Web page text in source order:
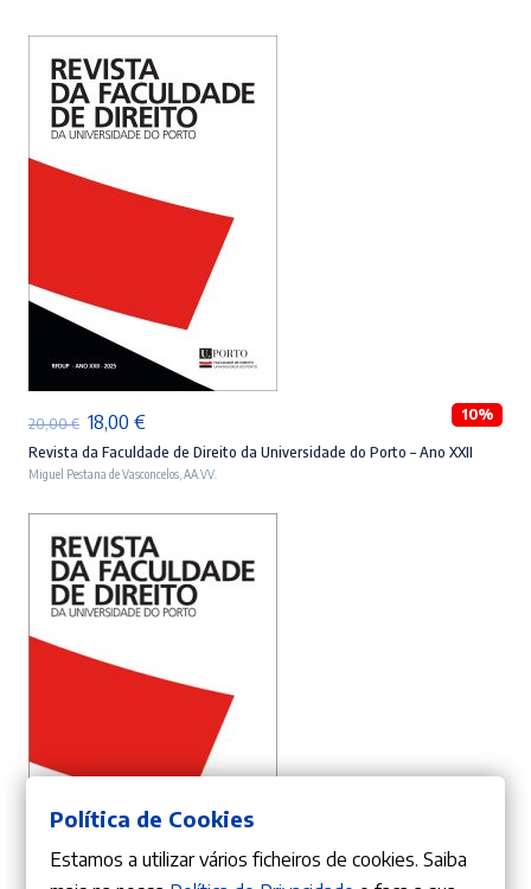
20,00€ O
preço
original
era:
20,00 €.
18,00 €O
preço
atual
é:
18,00 €.
10%
Revista da Faculdade de Direito da Universidade do Porto – Ano XXII
Miguel Pestana de Vasconcelos AA.VV.
ADICIONAR
Política de Cookies
Estamos a utilizar vários ficheiros de cookies. Saiba